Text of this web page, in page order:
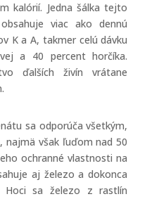
kalórií. Jedna šálka tejto
viac ako dennú
K a A, takmer celú dávku
a 40 percent horčíka.
ďalších živín vrátane
sa odporúča všetkým,
najmä však ľuďom nad 50
ochranné vlastnosti na
aj železo a dokonca
sa železo z rastlín